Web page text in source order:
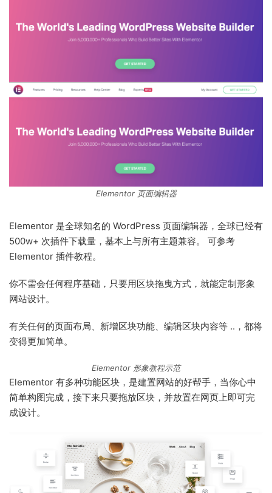
Elementor 页面编辑器
Elementor 是全球知名的 WordPress 页面编辑器，全球已经有
500w+ 次插件下载量，基本上与所有主题兼容。 可参考
Elementor 插件教程。
你不需会任何程序基础，只要用区块拖曳方式，就能定制形象
网站设计。
有关任何的页面布局、新增区块功能、编辑区块内容等 ..，都将
变得更加简单。
Elementor 形象教程示范
Elementor 有多种功能区块，是建置网站的好帮手，当你心中
简单构图完成，接下来只要拖放区块，并放置在网页上即可完
成设计。